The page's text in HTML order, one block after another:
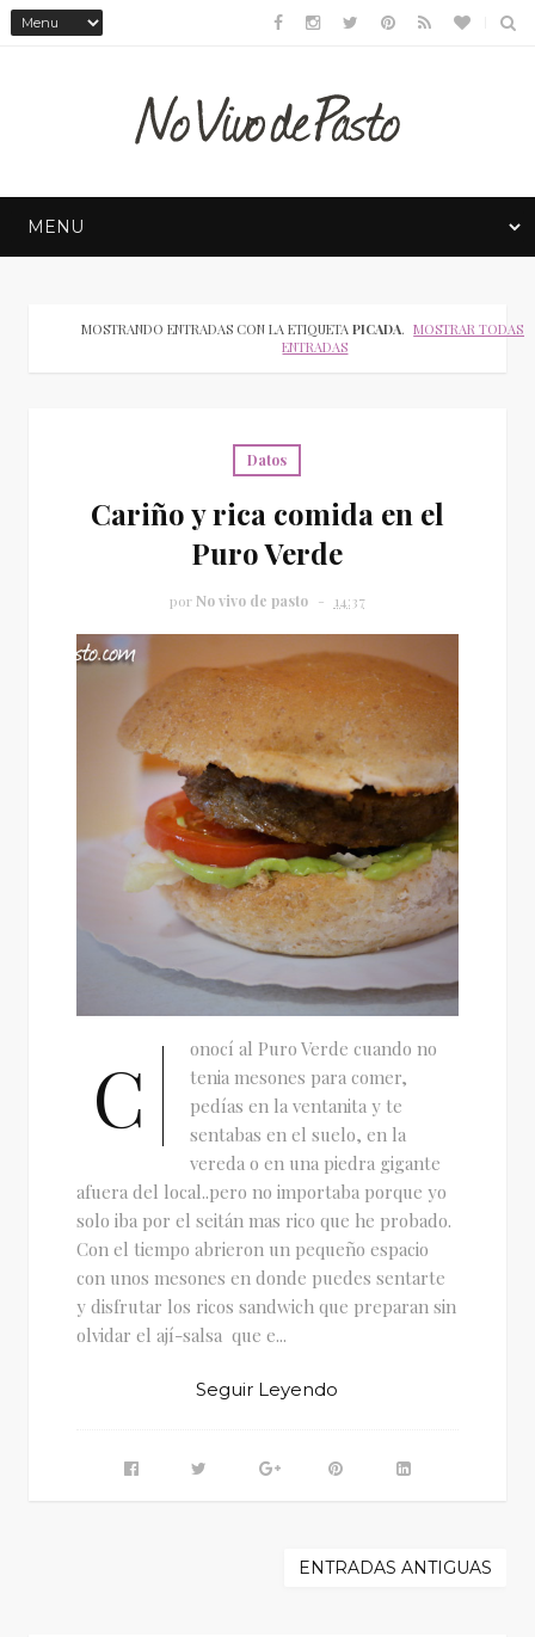
MOSTRANDO ENTRADAS CON LA ETIQUETA PICADA. MOSTRAR TODAS
ENTRADAS
Datos
Cariño y rica comida en el
Puro Verde
por No vivo de pasto 14:37
C
onocí al Puro Verde cuando no
tenia mesones para comer,
pedías en la ventanita y te
sentabas en el suelo, en la
vereda o en una piedra gigante
afuera del local..pero no importaba porque yo
solo iba por el seitán mas rico que he probado.
Con el tiempo abrieron un pequeño espacio
con unos mesones en donde puedes sentarte
y disfrutar los ricos sandwich que preparan sin
olvidar el ají-salsa que e...
Seguir Leyendo
ENTRADAS ANTIGUAS